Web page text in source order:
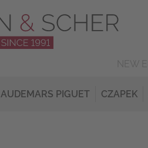
AUDEMARS PIGUET CZAPEK